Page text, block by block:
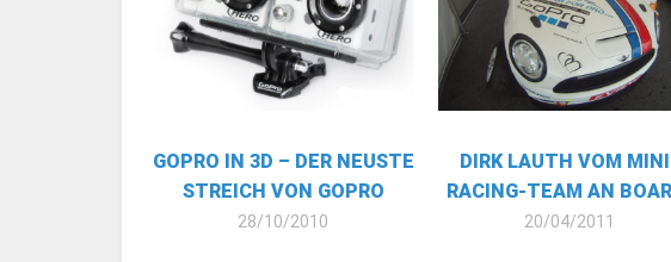
GOPRO IN 3D – DER NEUSTE
STREICH VON GOPRO
28/10/2010
DIRK LAUTH VOM
RACING-TEAM AN
20/04/2011